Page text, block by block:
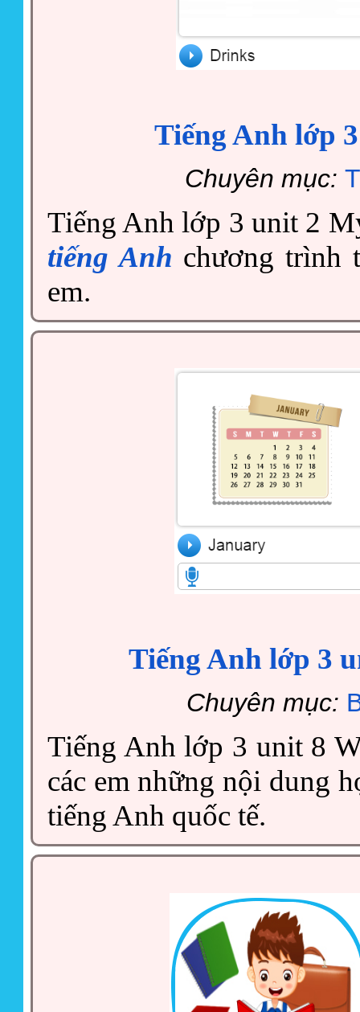
Tiếng Anh lớp
Chuyên mục:
Tiếng Anh lớp 3 unit 2
tiếng Anh chương trình
em.
Tiếng Anh lớp 3
Chuyên mục:
Tiếng Anh lớp 3 unit 8
các em những nội dung
tiếng Anh quốc tế.